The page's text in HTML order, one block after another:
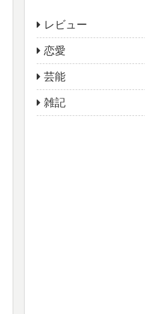
レビュー
恋愛
芸能
雑記